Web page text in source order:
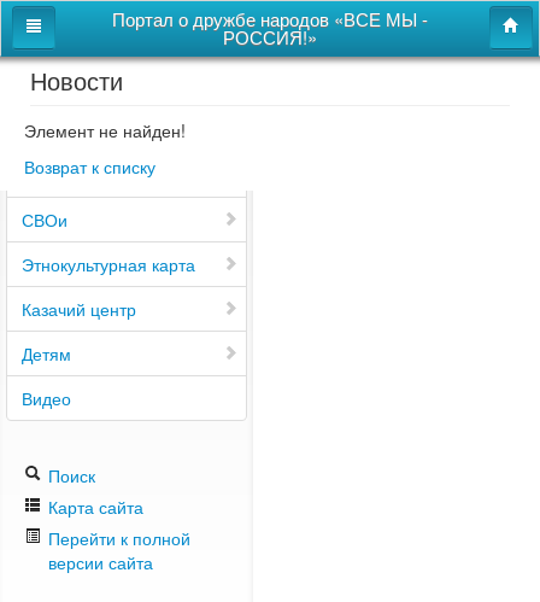
Портал о дружбе народов «ВСЕ МЫ -
РОССИЯ!»
Главная
Дом дружбы народов
Новости
СВОи
Этнокультурная карта
Казачий центр
Детям
Видео
Поиск
Карта сайта
Перейти к полной
версии сайта
Новости
Элемент не найден!
Возврат к списку